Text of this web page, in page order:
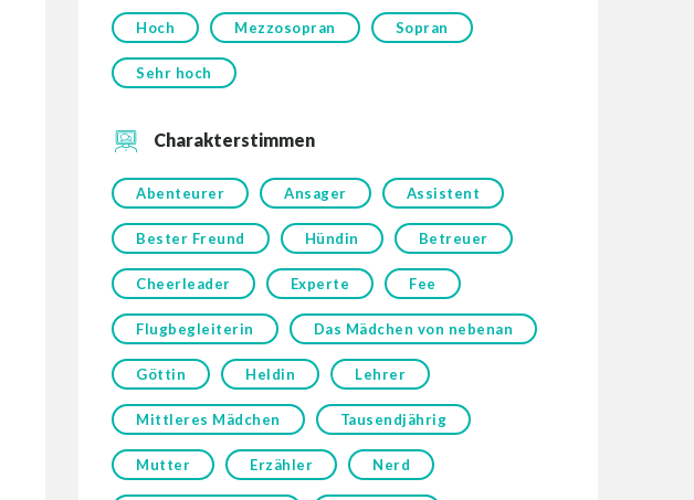
Hoch Mezzosopran Sopran
Sehr hoch
Charakterstimmen
Abenteurer Ansager Assistent
Bester Freund Hündin Betreuer
Cheerleader Experte Fee
Flugbegleiterin Das Mädchen von nebenan
Göttin Heldin Lehrer
Mittleres Mädchen Tausendjährig
Mutter Erzähler Nerd